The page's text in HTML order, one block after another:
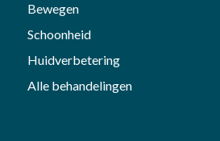
Bewegen
Schoonheid
Huidverbetering
Alle behandelingen